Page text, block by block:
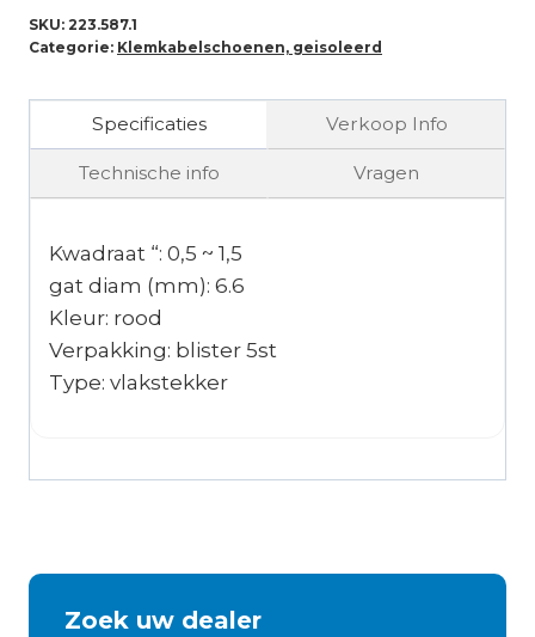
SKU: 223.587.1
Categorie: Klemkabelschoenen, geisoleerd
Specificaties Verkoop Info
Technische info Vragen
Kwadraat “: 0,5 ~ 1,5
gat diam (mm): 6.6
Kleur: rood
Verpakking: blister 5st
Type: vlakstekker
Zoek uw dealer